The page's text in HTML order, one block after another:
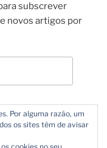
subscrever
novos artigos por
Por alguma razão, um
os sites têm de avisar